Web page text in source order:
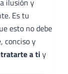
ilusión y
Es tu
esto no debe
conciso y
a tiy